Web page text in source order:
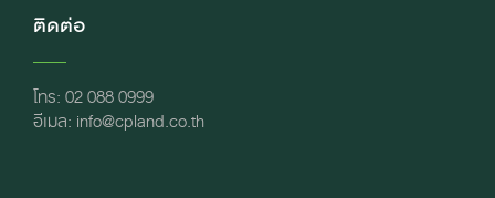
ติดต่อ
โทร: 02 088 0999
อีเมล: info@cpland.co.th